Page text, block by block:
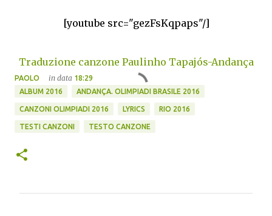
[youtube src="gezFsKqpaps"/]
Traduzione canzone Paulinho Tapajós-Andança
PAOLO in data 18:29
ALBUM 2016
ANDANÇA. OLIMPIADI BRASILE 2016
CANZONI OLIMPIADI 2016 LYRICS RIO 2016
TESTI CANZONI TESTO CANZONE